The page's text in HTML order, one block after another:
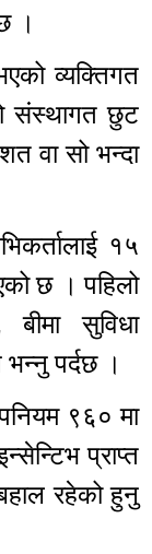
।
व्यक्तिगत
संस्थागत छुट
वा सो भन्दा
१५
छ । पहिलो
सुविधा
पर्दछ ।
९६० मा
प्राप्त
रहेको हुनु